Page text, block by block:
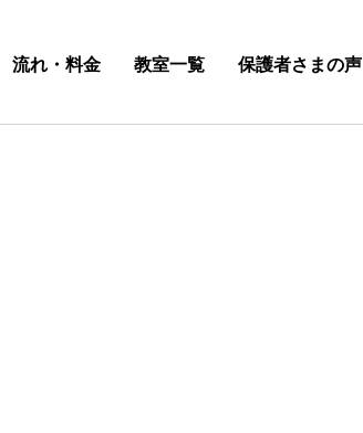
流れ・料金 教室一覧 保護者さまの声